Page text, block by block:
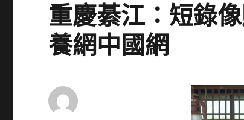
重慶綦江：短錄
養網中國網